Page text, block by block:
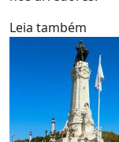
Leia também